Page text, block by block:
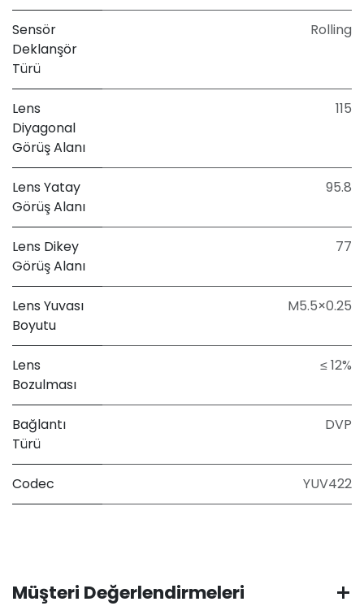
Sensör
Deklanşör
Türü
Rolling
Lens
Diyagonal
Görüş Alanı
115
Lens Yatay
Görüş Alanı
95.8
Lens Dikey
Görüş Alanı
77
Lens Yuvası
Boyutu
M5.5×0.25
Lens
Bozulması
≤ 12%
Bağlantı
Türü
DVP
Codec YUV422
Müşteri Değerlendirmeleri